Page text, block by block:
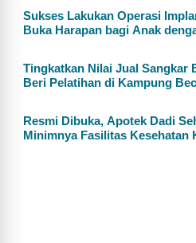
Sukses Lakukan Operasi
Buka Harapan bagi Anak
Tingkatkan Nilai Jual Sangkar
Beri Pelatihan di Kampung
Resmi Dibuka, Apotek Dadi
Minimnya Fasilitas Kesehatan